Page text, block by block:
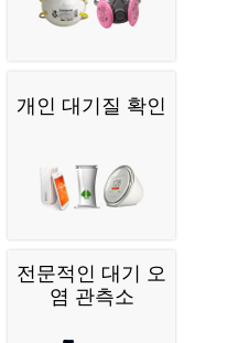
개인 대기질 확인
전문적인 대기 오
염 관측소